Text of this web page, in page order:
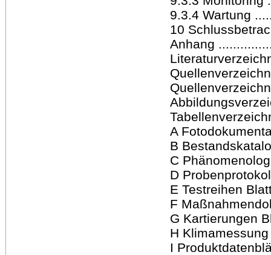
9.3.4 Wartung
10
Anhang
A
B
C
D
E Testreihen
F
G Kartierungen
H
I